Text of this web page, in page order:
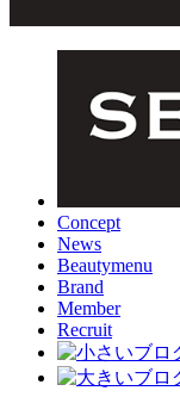
Concept
News
Beautymenu
Brand
Member
Recruit